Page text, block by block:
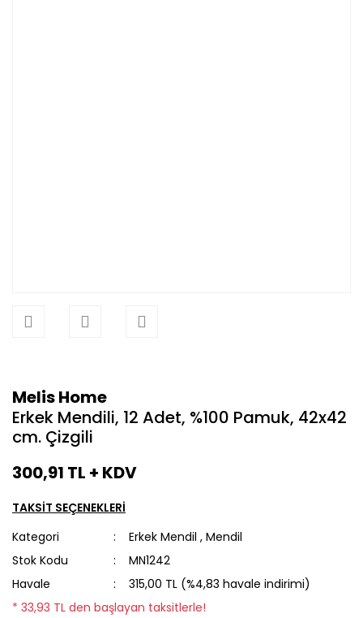
Melis Home
Erkek Mendili, 12 Adet, %100 Pamuk, 42x42
cm. Çizgili
300,91 TL + KDV
TAKSİT SEÇENEKLERİ
Kategori
Erkek Mendil ,Mendil
Stok Kodu
MN1242
Havale
315,00 TL (%4,83 havale indirimi)
* 33,93 TL den başlayan taksitlerle!